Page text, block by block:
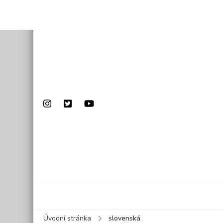
Úvodní stránka slovenská